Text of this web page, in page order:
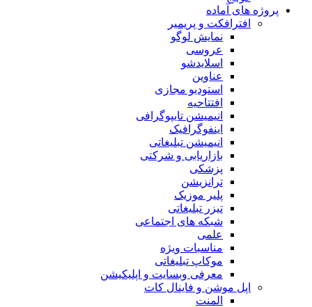
پروژه های آماده
افترافکت و پریمیر
نمایش لوگو
عروسی
اسلایدشو
عناوین
استودیو مجازی
افتتاحیه
انیمیشن تایپوگرافی
اینفوگرافیک
انیمیشن تبلیغاتی
بازاریابی و شرکتی
پزشکی
ترانزیشن
پلیر موزیک
تیزر تبلیغاتی
شبکه های اجتماعی
علمی
مناسبات ویژه
موکاپ تبلیغاتی
معرفی وبسایت و اپلیکیشن
اپل موشن و فاینال کات
المنت